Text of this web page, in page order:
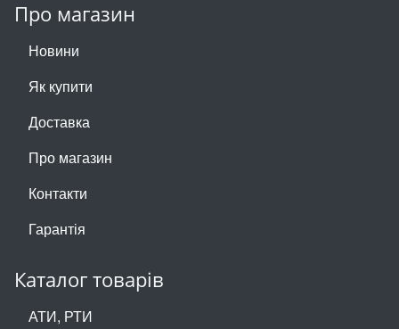
Про магазин
Новини
Як купити
Доставка
Про магазин
Контакти
Гарантія
Каталог товарів
АТИ, РТИ